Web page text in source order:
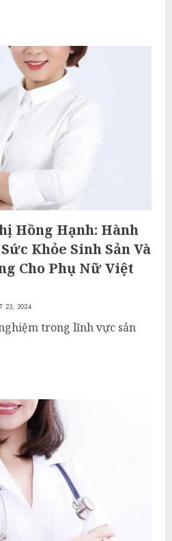
Hồng Hạnh: Hành
Khỏe Sinh Sản Và
Cho Phụ Nữ Việt
23, 2024
trong lĩnh vực sản